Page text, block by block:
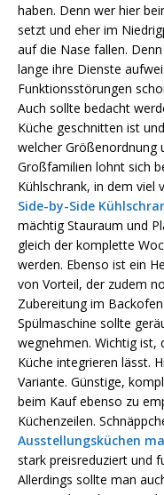
haben. Denn wer hier
setzt und eher im
auf die Nase fallen.
lange ihre Dienste
Funktionsstörungen
Auch sollte bedacht
Küche geschnitten ist
welcher Größenordnung
Großfamilien lohnt sich
Kühlschrank, in dem viel
Side-by-Side
mächtig Stauraum und
gleich der komplette
werden. Ebenso ist ein
von Vorteil, der zudem
Zubereitung im
Spülmaschine sollte
wegnehmen. Wichtig ist,
Küche integrieren lässt.
Variante. Günstige,
beim Kauf ebenso zu
Küchenzeilen.
Ausstellungsküchen
stark preisreduziert und
Allerdings sollte man